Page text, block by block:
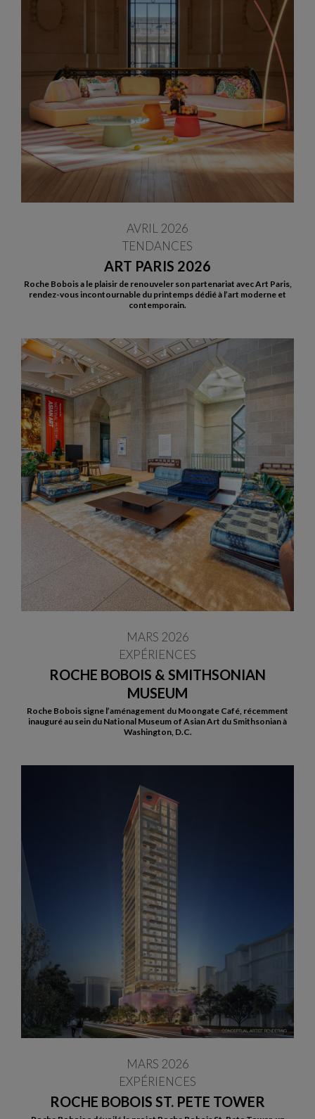
ART PARIS 2026
AVRIL 2026
TENDANCES
Roche Bobois a le plaisir de renouveler son partenariat avec Art Paris,
rendez-vous incontournable du printemps dédié à l’art moderne et
contemporain.
ROCHE BOBOIS & SMITHSONIAN
MUSEUM
MARS 2026
EXPÉRIENCES
Roche Bobois signe l’aménagement du Moongate Café, récemment
inauguré au sein du National Museum of Asian Art du Smithsonian à
Washington, D.C.
ROCHE BOBOIS ST. PETE TOWER
MARS 2026
EXPÉRIENCES